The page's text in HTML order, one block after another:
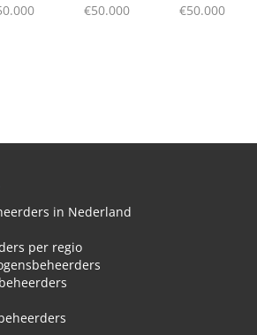
€50.000
€50.000
in Nederland
per regio